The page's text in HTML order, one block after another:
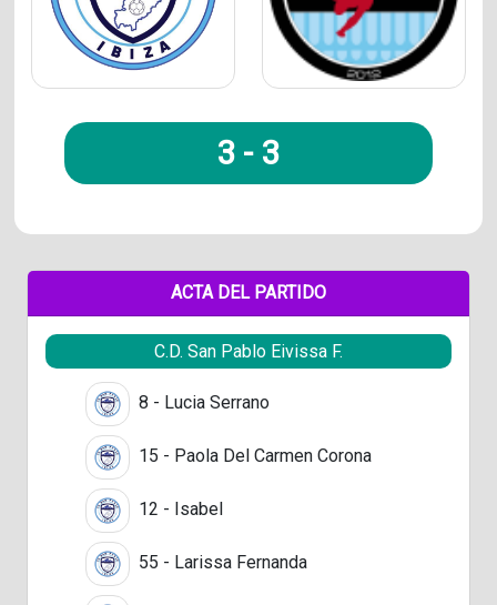
3 - 3
ACTA DEL PARTIDO
C.D. San Pablo Eivissa F.
8 - Lucia Serrano
15 - Paola Del Carmen Corona
12 - Isabel
55 - Larissa Fernanda